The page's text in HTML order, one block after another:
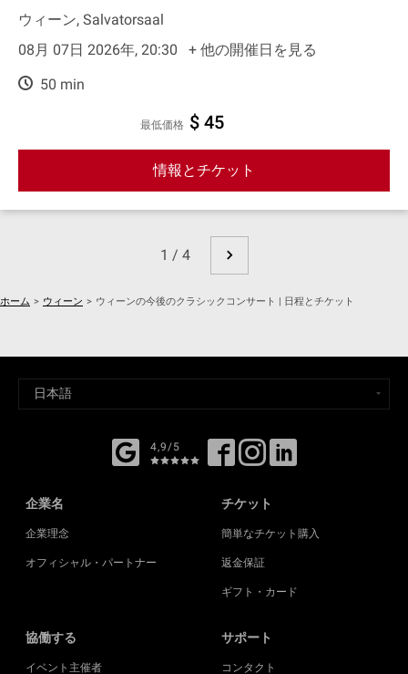
ウィーン, Salvatorsaal
08月 07日 2026年, 20:30
+ 他の開催日を見る
50 min
最低価格 $ 45
情報とチケット
1 / 4
ホーム > ウィーン > ウィーンの今後のクラシックコンサート | 日程とチケット
4,9/5
企業名
企業理念
オフィシャル・パートナー
チケット
簡単なチケット購入
返金保証
ギフト・カード
協働する
イベント主催者
サポート
コンタクト